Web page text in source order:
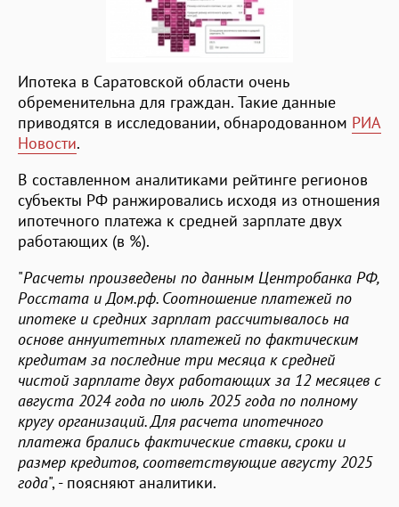
Ипотека в Саратовской области очень
обременительна для граждан. Такие данные
приводятся в исследовании, обнародованном РИА
Новости.
В составленном аналитиками рейтинге регионов
субъекты РФ ранжировались исходя из отношения
ипотечного платежа к средней зарплате двух
работающих (в %).
"Расчеты произведены по данным Центробанка РФ,
Росстата и Дом.рф. Соотношение платежей по
ипотеке и средних зарплат рассчитывалось на
основе аннуитетных платежей по фактическим
кредитам за последние три месяца к средней
чистой зарплате двух работающих за 12 месяцев с
августа 2024 года по июль 2025 года по полному
кругу организаций. Для расчета ипотечного
платежа брались фактические ставки, сроки и
размер кредитов, соответствующие августу 2025
года", - поясняют аналитики.